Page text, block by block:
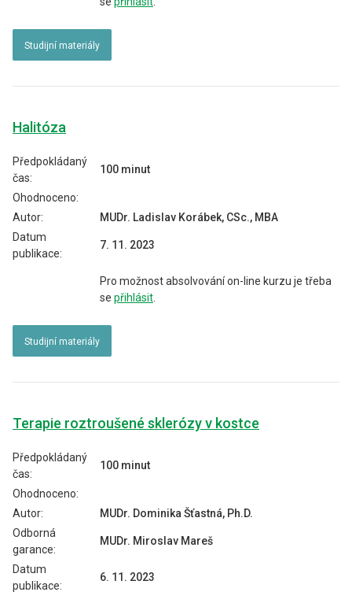
Studijní materiály
Halitóza
Předpokládaný
čas:
100 minut
Ohodnoceno:
Autor:
MUDr. Ladislav Korábek, CSc., MBA
Datum
publikace:
7. 11. 2023
Pro možnost absolvování on-line kurzu je třeba
se přihlásit
Studijní materiály
Terapie roztroušené sklerózy v kostce
Předpokládaný
čas:
100 minut
Ohodnoceno:
Autor:
MUDr. Dominika Šťastná, Ph.D.
Odborná
garance:
MUDr. Miroslav Mareš
Datum
publikace:
6. 11. 2023